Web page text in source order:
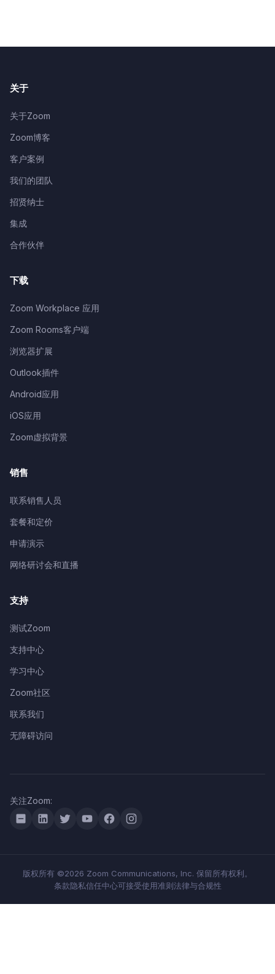
关于
关于Zoom
Zoom博客
客户案例
我们的团队
招贤纳士
集成
合作伙伴
下载
Zoom Workplace 应用
Zoom Rooms客户端
浏览器扩展
Outlook插件
Android应用
iOS应用
Zoom虚拟背景
销售
联系销售人员
套餐和定价
申请演示
网络研讨会和直播
支持
测试Zoom
支持中心
学习中心
Zoom社区
联系我们
无障碍访问
关注Zoom:
版权所有 ©2026 Zoom Communications, Inc. 保留所有权利。
条款隐私信任中心可接受使用准则法律与合规性